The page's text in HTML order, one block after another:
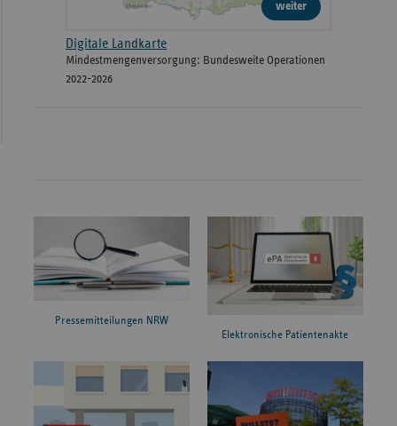
weiter
Digitale Landkarte
Mindestmengenversorgung: Bundesweite Operationen
2022-2026
Pressemitteilungen NRW
Elektronische Patientenakte